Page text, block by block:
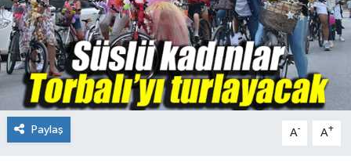
Paylaş A- A+